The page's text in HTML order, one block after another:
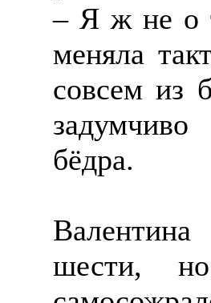
– Я ж не о
меняла
совсем из
бёдра.
шести,